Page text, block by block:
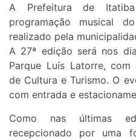
A Prefeitura de
programação musical
realizado pela
A 27ª edição será nos
Parque Luís Latorre,
de Cultura e Turismo. O
com entrada e
Como nas últimas
recepcionado por uma